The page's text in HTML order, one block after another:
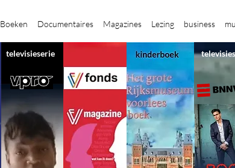
Boeken Documentaires Magazines Lezing business
televisieserie